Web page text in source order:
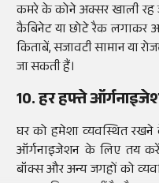
कमरे के कोने अक्सर खाली रह
कैबिनेट या छोटे रैक लगाकर
किताबें, सजावटी सामान या
जा सकती हैं।
10. हर हफ्ते
घर को हमेशा व्यवस्थित
ऑर्गनाइजेशन के लिए तय
बॉक्स और अन्य जगहों को